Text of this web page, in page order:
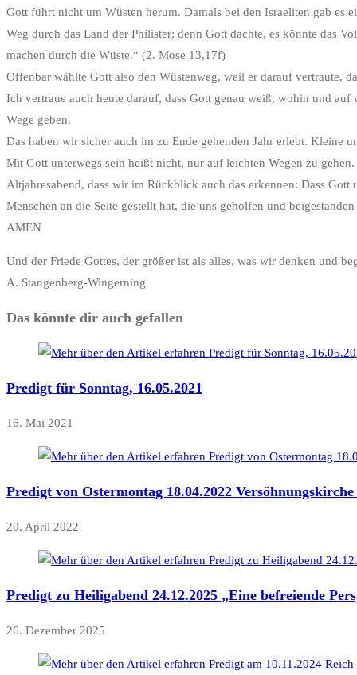
Gott führt nicht um Wüsten herum. Damals bei den Israeliten gab es
Weg durch das Land der Philister; denn Gott dachte, es könnte das
machen durch die Wüste.“ (2. Mose 13,17f)
Offenbar wählte Gott also den Wüstenweg, weil er darauf vertraute,
Ich vertraue auch heute darauf, dass Gott genau weiß, wohin und
Wege geben.
Das haben wir sicher auch im zu Ende gehenden Jahr erlebt. Kleine
Mit Gott unterwegs sein heißt nicht, nur auf leichten Wegen zu
Altjahresabend, dass wir im Rückblick auch das erkennen: Dass
Menschen an die Seite gestellt hat, die uns geholfen und
AMEN
Und der Friede Gottes, der größer ist als alles, was wir denken und
A. Stangenberg-Wingerning
Das könnte dir auch gefallen
Predigt für Sonntag, 16.05.2021
16. Mai 2021
Predigt von Ostermontag 18.04.2022
20. April 2022
Predigt zu Heiligabend 24.12.2025 „Eine befreiende
26. Dezember 2025